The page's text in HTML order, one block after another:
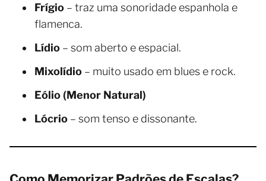
Frígio – traz uma sonoridade espanhola e
flamenca.
Lídio – som aberto e espacial.
Mixolídio – muito usado em blues e rock.
Eólio (Menor Natural)
Lócrio – som tenso e dissonante.